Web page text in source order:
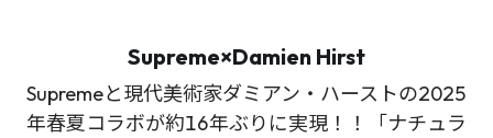
Supreme×Damien Hirst
Supremeと現代美術家ダミアン・ハーストの2025
年春夏コラボが約16年ぶりに実現！！「ナチュラ